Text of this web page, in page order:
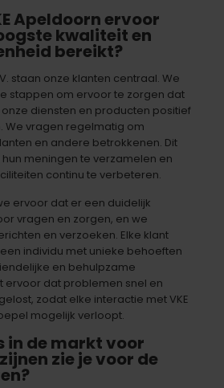
Apeldoorn ervoor
kwaliteit en
bereikt?
staan onze klanten centraal. We
stappen om ervoor te zorgen dat
diensten en producten positief
We vragen regelmatig om
en andere betrokkenen. Dit
meningen te verzamelen en
continu te verbeteren.
ervoor dat er een duidelijk
vragen en zorgen, en we
en verzoeken. Elke klant
individu met unieke behoeften
en behulpzame
ervoor dat problemen snel en
zodat elke interactie met VKE
mogelijk verloopt.
in de markt voor
zie je voor de